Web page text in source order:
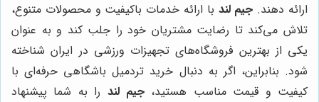
ارائه دهند. جیم لند با ارائه خدمات باکیفیت و محصولات متنوع،
تلاش می‌کند تا رضایت مشتریان خود را جلب کند و به عنوان
یکی از بهترین فروشگاه‌های تجهیزات ورزشی در ایران شناخته
شود. بنابراین، اگر به دنبال خرید تردمیل باشگاهی حرفه‌ای با
کیفیت و قیمت مناسب هستید، جیم لند را به شما پیشنهاد